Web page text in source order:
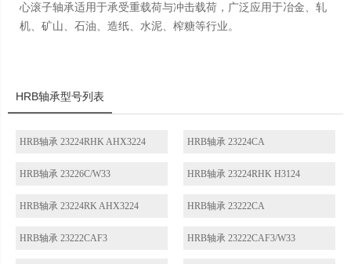
心滚子轴承适用于承受重载荷与冲击载荷，广泛应用于冶金、轧
机、矿山、石油、造纸、水泥、榨糖等行业。
HRB轴承型号列表
HRB轴承 23224RHK AHX3224 HRB轴承 23224CA
HRB轴承 23226C/W33 HRB轴承 23224RHK H3124
HRB轴承 23224RK AHX3224 HRB轴承 23222CA
HRB轴承 23222CAF3 HRB轴承 23222CAF3/W33